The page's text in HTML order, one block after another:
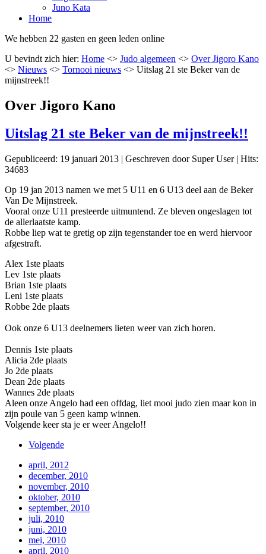
Juno Kata
Home
We hebben 22 gasten en geen leden online
U bevindt zich hier: Home <> Judo algemeen <> Over Jigoro Kano
<> Nieuws <> Tornooi nieuws <> Uitslag 21 ste Beker van de
mijnstreek!!
Over Jigoro Kano
Uitslag 21 ste Beker van de mijnstreek!!
Gepubliceerd: 19 januari 2013 | Geschreven door Super User| Hits:
34683
Op 19 jan 2013 namen we met 5 U11 en 6 U13 deel aan de Beker
Van De Mijnstreek.
Vooral onze U11 presteerde uitmuntend. Ze bleven ongeslagen tot
de allerlaatste kamp.
Robbe liep wat te gretig op zijn tegenstander toe en werd hiervoor
afgestraft.
Alex 1ste plaats
Lev 1ste plaats
Brian 1ste plaats
Leni 1ste plaats
Robbe 2de plaats
Ook onze 6 U13 deelnemers lieten weer van zich horen.
Dennis 1ste plaats
Alicia 2de plaats
Jo 2de plaats
Dean 2de plaats
Wannes 2de plaats
Aleen onze Angelo had een offdag, liet mooi judo zien maar kon in
zijn poule van 5 geen kamp winnen.
Volgende keer sta je er weer Angelo!!
Volgende
april, 2012
december, 2010
november, 2010
oktober, 2010
september, 2010
juli, 2010
juni, 2010
mei, 2010
april, 2010